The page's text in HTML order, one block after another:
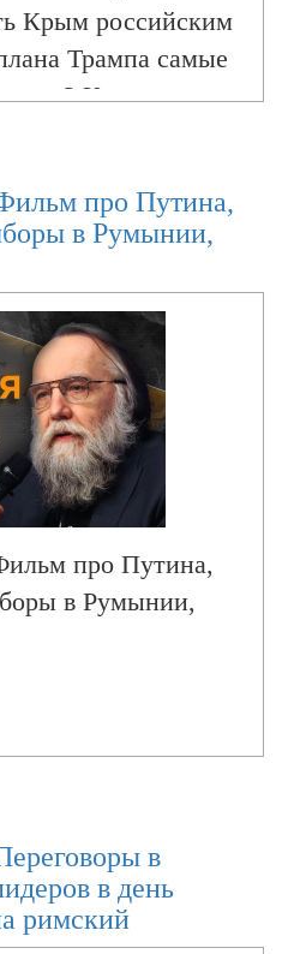
Крым российским
Трампа самые
К чему может
Индии и
и не только
Александр Дугин в
про Путина,
в Румынии,
про Путина,
в Румынии,
в
в день
римский